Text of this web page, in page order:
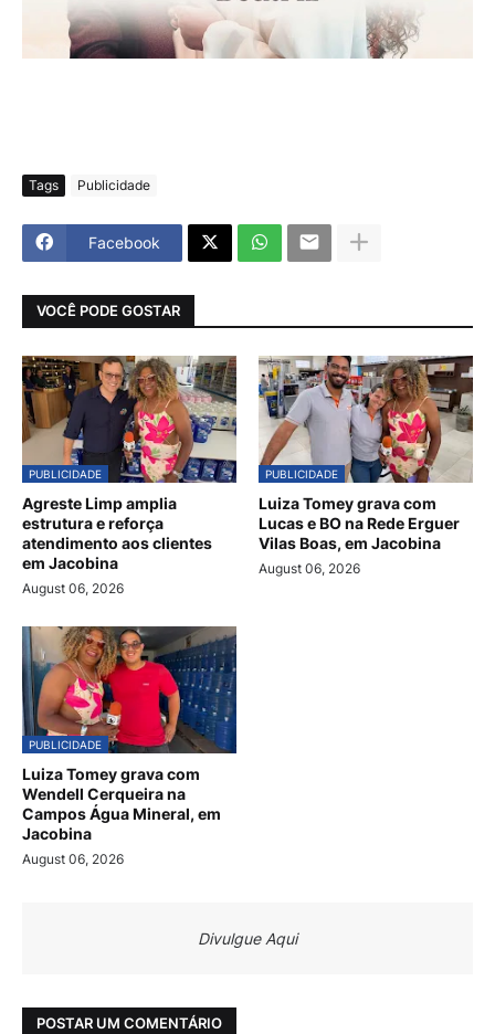
Tags Publicidade
Facebook
VOCÊ PODE GOSTAR
PUBLICIDADE
Agreste Limp amplia
estrutura e reforça
atendimento aos clientes
em Jacobina
August 06, 2026
PUBLICIDADE
Luiza Tomey grava com
Lucas e BO na Rede Erguer
Vilas Boas, em Jacobina
August 06, 2026
PUBLICIDADE
Luiza Tomey grava com
Wendell Cerqueira na
Campos Água Mineral, em
Jacobina
August 06, 2026
Divulgue Aqui
POSTAR UM COMENTÁRIO